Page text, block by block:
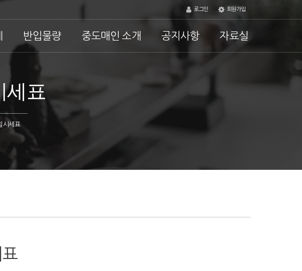
로그인 회원가입
반입물량 중도매인 소개 공지사항 자료실
세표
시세표